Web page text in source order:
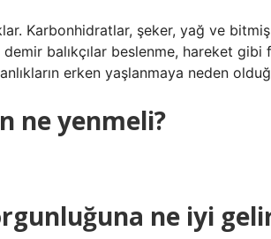
Karbonhidratlar, şeker, yağ ve
balıkçılar beslenme, hareket
erken yaşlanmaya neden
ne yenmeli?
ne iyi